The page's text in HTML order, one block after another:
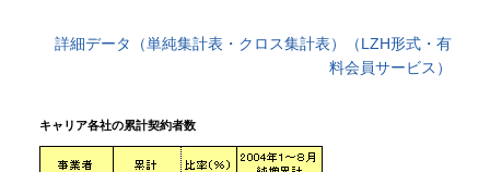
詳細データ（単純集計表・クロス集計表）（LZH形式・有
料会員サービス）
キャリア各社の累計契約者数